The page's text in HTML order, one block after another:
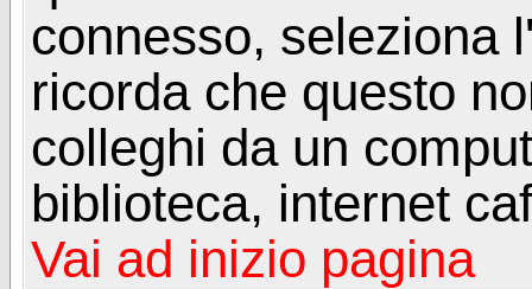
connesso, seleziona
ricorda che questo
colleghi da un
biblioteca, internet
Vai ad inizio pagina